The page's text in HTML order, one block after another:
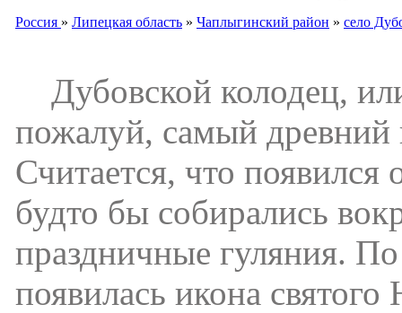
Россия » Липецкая область » Чаплыгинский район » село
Дубовской колодец,
пожалуй, самый древний
Считается, что появился
будто бы собирались
праздничные гуляния.
появилась икона